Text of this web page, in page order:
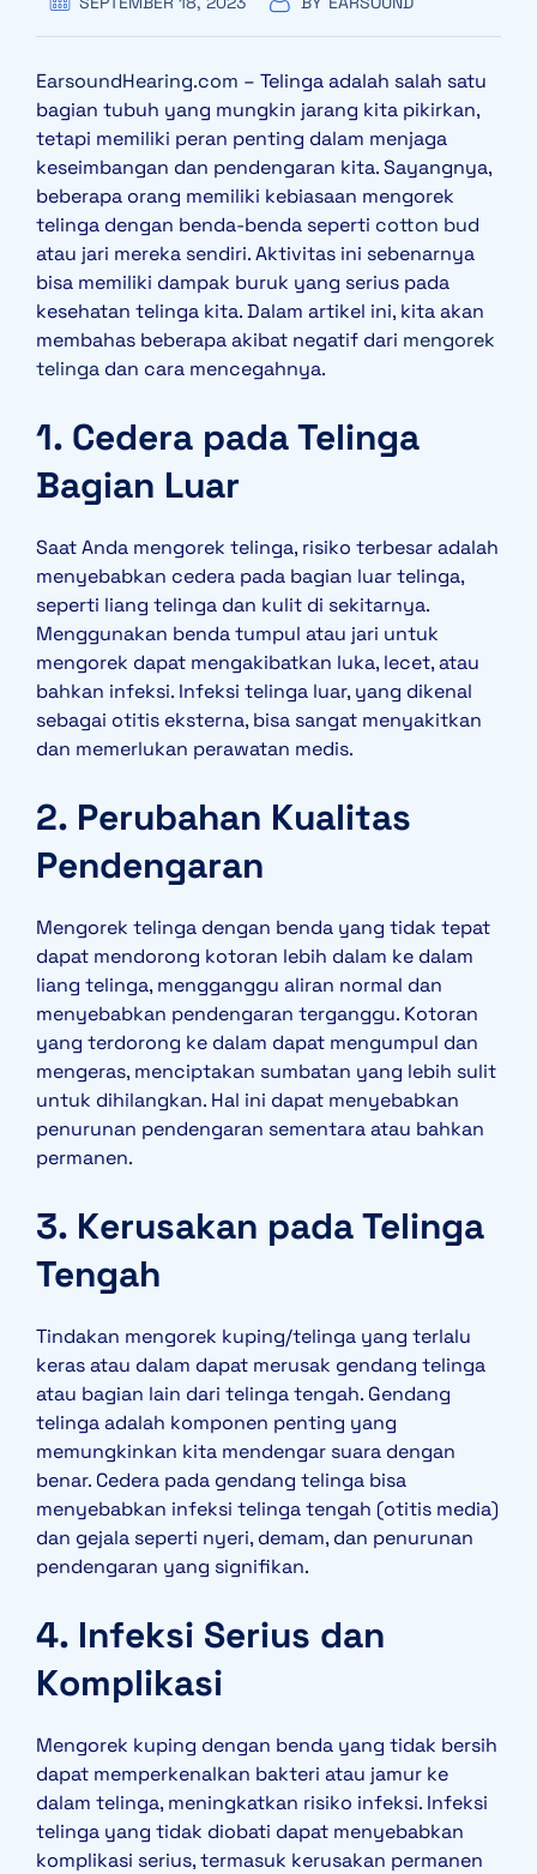
EarsoundHearing.com – Telinga adalah salah satu
bagian tubuh yang mungkin jarang kita pikirkan,
tetapi memiliki peran penting dalam menjaga
keseimbangan dan pendengaran kita. Sayangnya,
beberapa orang memiliki kebiasaan mengorek
telinga dengan benda-benda seperti cotton bud
atau jari mereka sendiri. Aktivitas ini sebenarnya
bisa memiliki dampak buruk yang serius pada
kesehatan telinga kita. Dalam artikel ini, kita akan
membahas beberapa akibat negatif dari mengorek
telinga dan cara mencegahnya.
1. Cedera pada Telinga
Bagian Luar
Saat Anda mengorek telinga, risiko terbesar adalah
menyebabkan cedera pada bagian luar telinga,
seperti liang telinga dan kulit di sekitarnya.
Menggunakan benda tumpul atau jari untuk
mengorek dapat mengakibatkan luka, lecet, atau
bahkan infeksi. Infeksi telinga luar, yang dikenal
sebagai otitis eksterna, bisa sangat menyakitkan
dan memerlukan perawatan medis.
2. Perubahan Kualitas
Pendengaran
Mengorek telinga dengan benda yang tidak tepat
dapat mendorong kotoran lebih dalam ke dalam
liang telinga, mengganggu aliran normal dan
menyebabkan pendengaran terganggu. Kotoran
yang terdorong ke dalam dapat mengumpul dan
mengeras, menciptakan sumbatan yang lebih sulit
untuk dihilangkan. Hal ini dapat menyebabkan
penurunan pendengaran sementara atau bahkan
permanen.
3. Kerusakan pada Telinga
Tengah
Tindakan mengorek kuping/telinga yang terlalu
keras atau dalam dapat merusak gendang telinga
atau bagian lain dari telinga tengah. Gendang
telinga adalah komponen penting yang
memungkinkan kita mendengar suara dengan
benar. Cedera pada gendang telinga bisa
menyebabkan infeksi telinga tengah (otitis media)
dan gejala seperti nyeri, demam, dan penurunan
pendengaran yang signifikan.
4. Infeksi Serius dan
Komplikasi
Mengorek kuping dengan benda yang tidak bersih
dapat memperkenalkan bakteri atau jamur ke
dalam telinga, meningkatkan risiko infeksi. Infeksi
telinga yang tidak diobati dapat menyebabkan
komplikasi serius, termasuk kerusakan permanen